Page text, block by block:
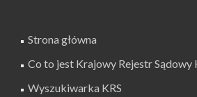
Strona główna
Co to jest Krajowy Rejestr Sądowy
Wyszukiwarka KRS